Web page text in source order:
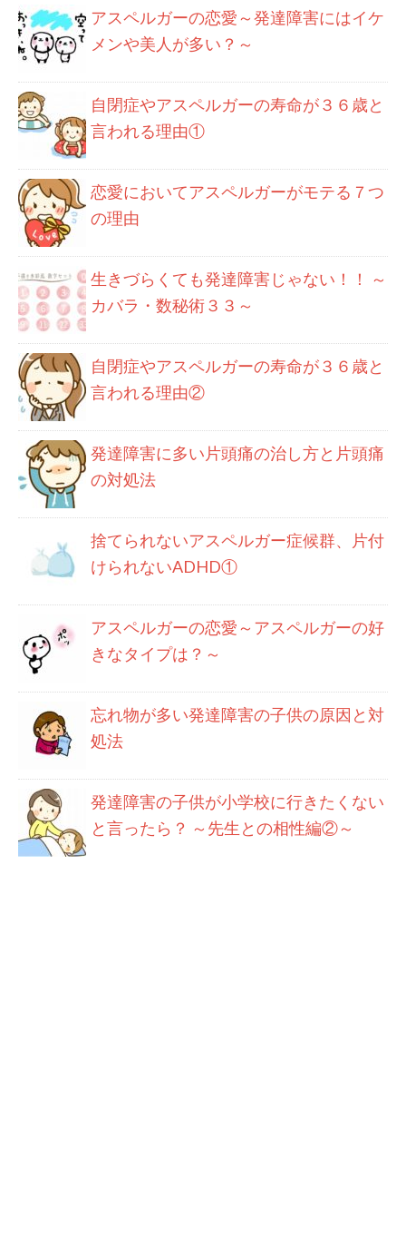
アスペルガーの恋愛～発達障害にはイケ
メンや美人が多い？～
自閉症やアスペルガーの寿命が３６歳と
言われる理由①
恋愛においてアスペルガーがモテる７つ
の理由
生きづらくても発達障害じゃない！！ ～
カバラ・数秘術３３～
自閉症やアスペルガーの寿命が３６歳と
言われる理由②
発達障害に多い片頭痛の治し方と片頭痛
の対処法
捨てられないアスペルガー症候群、片付
けられないADHD①
アスペルガーの恋愛～アスペルガーの好
きなタイプは？～
忘れ物が多い発達障害の子供の原因と対
処法
発達障害の子供が小学校に行きたくない
と言ったら？ ～先生との相性編②～